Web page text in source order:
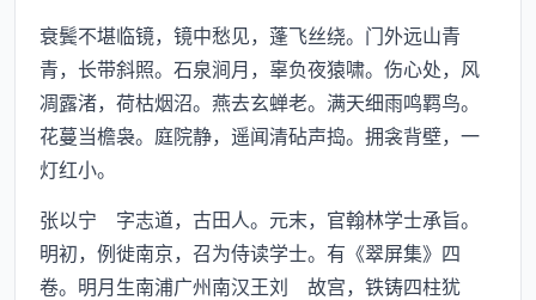
衰鬓不堪临镜，镜中愁见，蓬飞丝绕。门外远山青
青，长带斜照。石泉涧月，辜负夜猿啸。伤心处，风
凋露渚，荷枯烟沼。燕去玄蝉老。满天细雨鸣羁鸟。
花蔓当檐袅。庭院静，遥闻清砧声捣。拥衾背壁，一
灯红小。
张以宁 字志道，古田人。元末，官翰林学士承旨。
明初，例徙南京，召为侍读学士。有《翠屏集》四
卷。明月生南浦广州南汉王刘 故宫，铁铸四柱犹